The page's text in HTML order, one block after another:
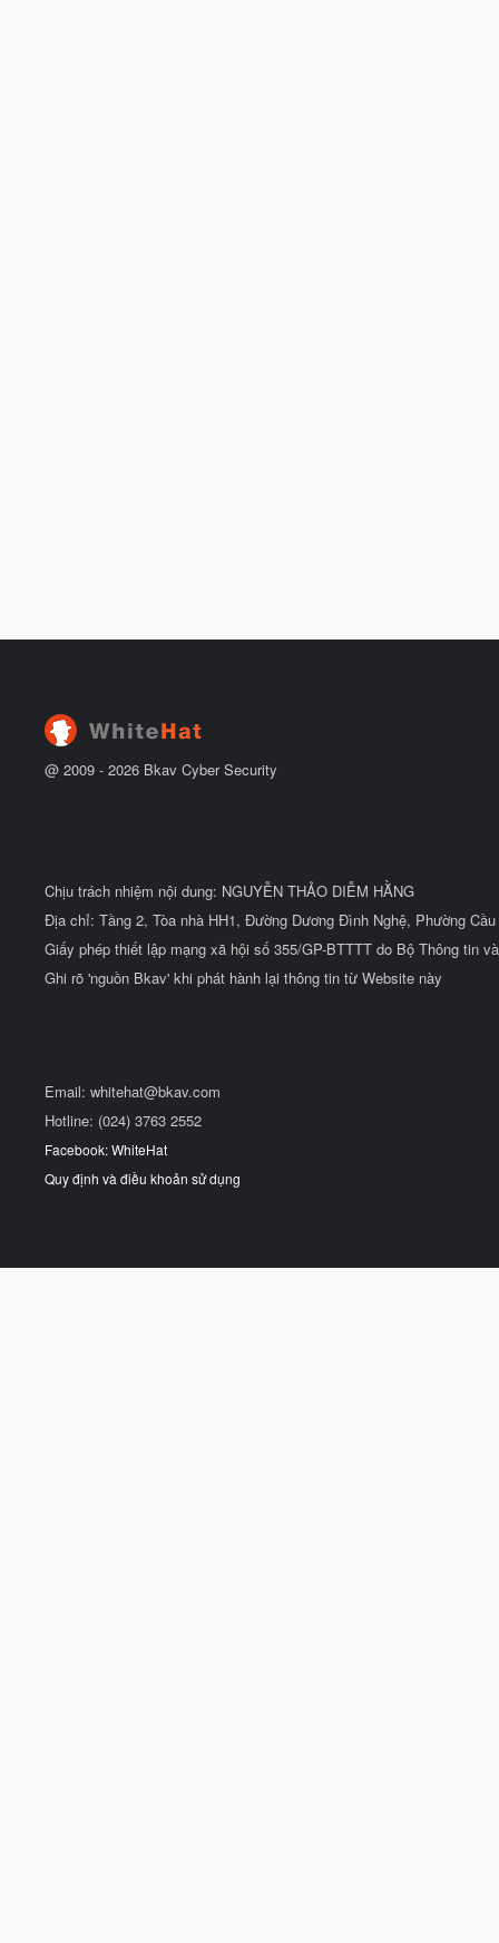
@ 2009 - 2026 Bkav Cyber Security
Chịu trách nhiệm nội dung: NGUYỄN THẢO DIỄM HẰNG
Địa chỉ: Tầng 2, Tòa nhà HH1, Đường Dương Đình Nghệ, Phường
Giấy phép thiết lập mạng xã hội số 355/GP-BTTTT do Bộ Thông tin
Ghi rõ 'nguồn Bkav' khi phát hành lại thông tin từ Website này
Email: whitehat@bkav.com
Hotline: (024) 3763 2552
Facebook: WhiteHat
Quy định và điều khoản sử dụng